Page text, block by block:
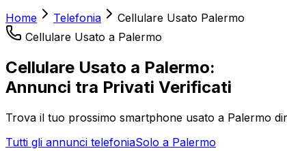
Home Telefonia Cellulare Usato Palermo
Cellulare Usato a Palermo
Cellulare Usato a Palermo:
Annunci tra Privati Verificati
Trova il tuo prossimo smartphone usato a Palermo
Tutti gli annunci telefoniaSolo a Palermo